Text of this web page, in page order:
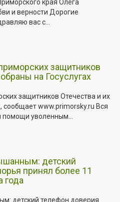
края Олега
и верности Дорогие
вас с...
защитников
на Госуслугах
защитников Отечества и их
сообщает www.primorsky.ru Вся
уволенным...
детский
принял более 11
года
детский телефон доверия